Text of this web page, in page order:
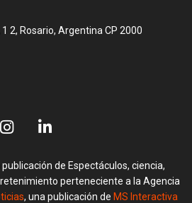
2, Rosario, Argentina CP 2000
de Espectáculos, ciencia,
perteneciente a la Agencia
, una publicación de MS Interactiva